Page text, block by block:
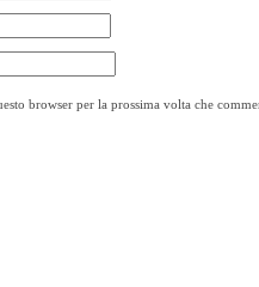
browser per la prossima volta che